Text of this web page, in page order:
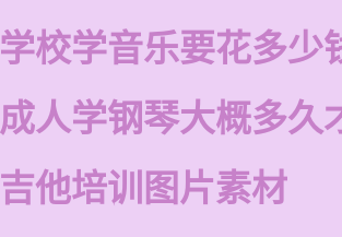
学校学音乐要花多少
成人学钢琴大概多久
吉他培训图片素材